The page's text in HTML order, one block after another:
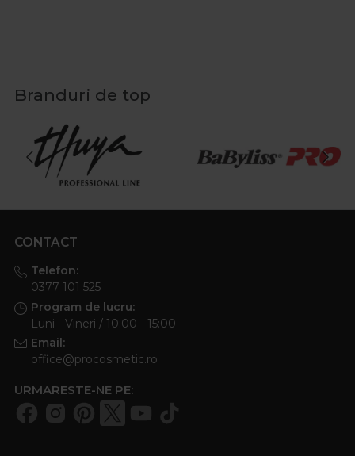
Branduri de top
CONTACT
Telefon:
0377 101 525
Program de lucru:
Luni - Vineri / 10:00 - 15:00
Email:
office@procosmetic.ro
URMARESTE-NE PE: